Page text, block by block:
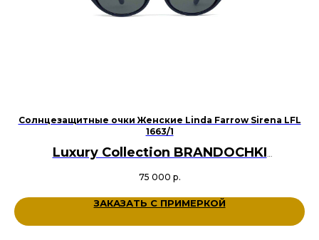
Солнцезащитные очки Женские Linda Farrow Sirena LFL
1663/1
Luxury Collection BRANDOCHKI
Ацетат, Металл Титан
Размер: 56-21-140
75 000 р.
ЗАКАЗАТЬ С ПРИМЕРКОЙ